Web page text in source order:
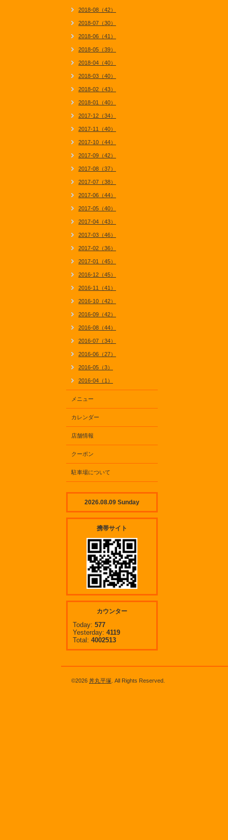
2018-08（42）
2018-07（30）
2018-06（41）
2018-05（39）
2018-04（40）
2018-03（40）
2018-02（43）
2018-01（40）
2017-12（34）
2017-11（40）
2017-10（44）
2017-09（42）
2017-08（37）
2017-07（38）
2017-06（44）
2017-05（40）
2017-04（43）
2017-03（46）
2017-02（36）
2017-01（45）
2016-12（45）
2016-11（41）
2016-10（42）
2016-09（42）
2016-08（44）
2016-07（34）
2016-06（27）
2016-05（3）
2016-04（1）
メニュー
カレンダー
店舗情報
クーポン
駐車場について
2026.08.09 Sunday
携帯サイト
カウンター
Today: 577
Yesterday: 4119
Total: 4002513
©2026 丼丸平塚 . All Rights Reserved.